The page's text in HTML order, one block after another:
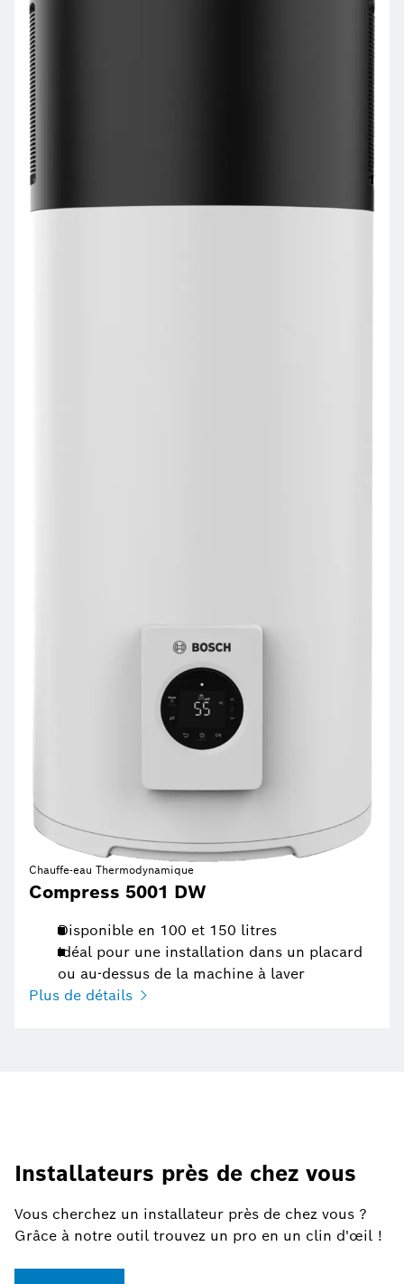
Chauffe-eau Thermodynamique
Compress 5001 DW
Disponible en 100 et 150 litres
Idéal pour une installation dans un placard
ou au-dessus de la machine à laver
Plus de détails
Installateurs près de chez vous
Vous cherchez un installateur près de chez vous ?
Grâce à notre outil trouvez un pro en un clin d'œil !